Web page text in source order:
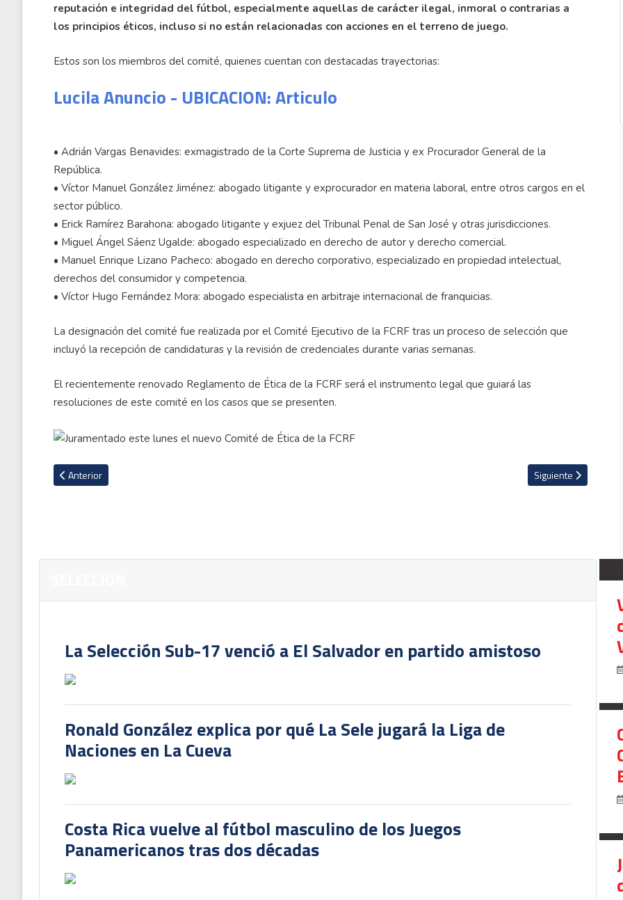
reputación e integridad del fútbol, especialmente aquellas de carácter ilegal, inmoral o contrarias a
los principios éticos, incluso si no están relacionadas con acciones en el terreno de juego.
Estos son los miembros del comité, quienes cuentan con destacadas trayectorias:
Lucila Anuncio - UBICACION: Articulo
•⁠ ⁠Adrián Vargas Benavides: exmagistrado de la Corte Suprema de Justicia y ex Procurador General de la
República.
•⁠ ⁠Víctor Manuel González Jiménez: abogado litigante y exprocurador en materia laboral, entre otros cargos en el
sector público.
•⁠ ⁠Erick Ramírez Barahona: abogado litigante y exjuez del Tribunal Penal de San José y otras jurisdicciones.
•⁠ ⁠Miguel Ángel Sáenz Ugalde: abogado especializado en derecho de autor y derecho comercial.
•⁠ ⁠Manuel Enrique Lizano Pacheco: abogado en derecho corporativo, especializado en propiedad intelectual,
derechos del consumidor y competencia.
•⁠ ⁠Víctor Hugo Fernández Mora: abogado especialista en arbitraje internacional de franquicias.
La designación del comité fue realizada por el Comité Ejecutivo de la FCRF tras un proceso de selección que
incluyó la recepción de candidaturas y la revisión de credenciales durante varias semanas.
El recientemente renovado Reglamento de Ética de la FCRF será el instrumento legal que guiará las
resoluciones de este comité en los casos que se presenten.
Artículo anterior: Mexicano Miguel 'Piojo' Herrera a un paso de ser el técnico de la Selección Nacional
Anterior Artículo siguiente:
Siguiente
La Selección Sub-17 venció a El Salvador en partido amistoso
Ronald González explica por qué La Sele jugará la Liga de
Naciones en La Cueva
Costa Rica vuelve al fútbol masculino de los Juegos
Panamericanos tras dos décadas